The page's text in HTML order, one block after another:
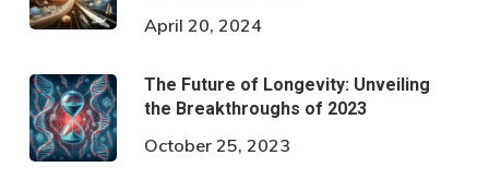
April 20, 2024
The Future of Longevity: Unveiling
the Breakthroughs of 2023
October 25, 2023